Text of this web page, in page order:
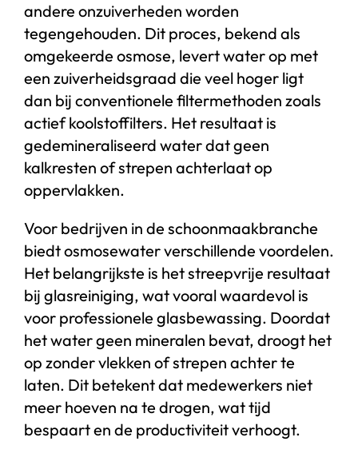
andere onzuiverheden worden
tegengehouden. Dit proces, bekend als
omgekeerde osmose, levert water op met
een zuiverheidsgraad die veel hoger ligt
dan bij conventionele filtermethoden zoals
actief koolstoffilters. Het resultaat is
gedemineraliseerd water dat geen
kalkresten of strepen achterlaat op
oppervlakken.
Voor bedrijven in de schoonmaakbranche
biedt osmosewater verschillende voordelen.
Het belangrijkste is het streepvrije resultaat
bij glasreiniging, wat vooral waardevol is
voor professionele glasbewassing. Doordat
het water geen mineralen bevat, droogt het
op zonder vlekken of strepen achter te
laten. Dit betekent dat medewerkers niet
meer hoeven na te drogen, wat tijd
bespaart en de productiviteit verhoogt.